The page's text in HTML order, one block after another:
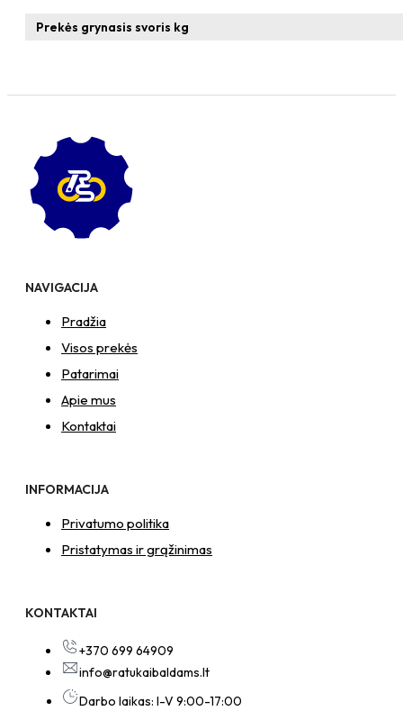
T-Prekės grynasis svoris kg
NAVIGACIJA
Pradžia
Visos prekės
Patarimai
Apie mus
Kontaktai
INFORMACIJA
Privatumo politika
Pristatymas ir grąžinimas
KONTAKTAI
+370 699 64909
info@ratukaibaldams.lt
Darbo laikas: I-V 9:00-17:00